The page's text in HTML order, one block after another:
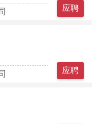
应聘
应聘